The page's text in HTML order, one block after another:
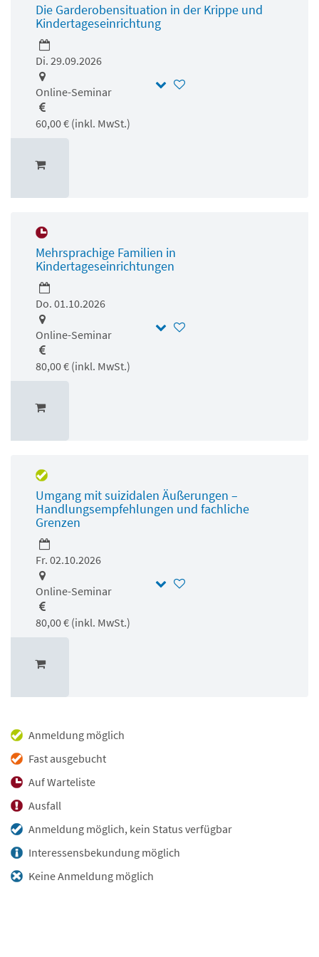
Die Garderobensituation in der Krippe und
Kindertageseinrichtung
Di. 29.09.2026
Online-Seminar
60,00 € (inkl. MwSt.)
Mehrsprachige Familien in
Kindertageseinrichtungen
Do. 01.10.2026
Online-Seminar
80,00 € (inkl. MwSt.)
Umgang mit suizidalen Äußerungen –
Handlungsempfehlungen und fachliche
Grenzen
Fr. 02.10.2026
Online-Seminar
80,00 € (inkl. MwSt.)
Anmeldung möglich
Fast ausgebucht
Auf Warteliste
Ausfall
Anmeldung möglich, kein Status verfügbar
Interessensbekundung möglich
Keine Anmeldung möglich